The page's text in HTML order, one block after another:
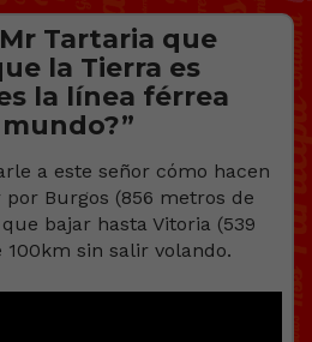
Tartaria que
la Tierra es
la línea férrea
a este señor cómo hacen
Burgos (856 metros de
bajar hasta Vitoria (539
sin salir volando.